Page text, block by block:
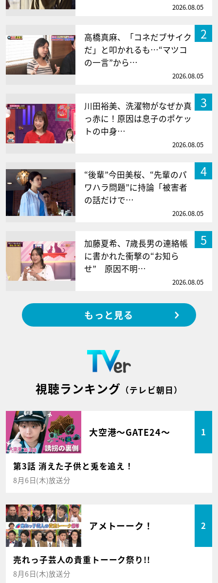
2026.08.05
2
高橋真麻、「コネだブサイク
だ」と叩かれるも…“マツコ
の一言”から…
2026.08.05
3
川田裕美、洗濯物がなぜか真
っ赤に！原因は息子のポケッ
トの中身…
2026.08.05
4
“後輩”今田美桜、“先輩のパ
ワハラ問題”に持論「被害者
の話だけで…
2026.08.05
5
加藤夏希、7歳長男の連絡帳
に書かれた衝撃の“お知ら
せ” 原因不明…
2026.08.05
もっと見る
視聴ランキング （テレビ朝日）
大空港～GATE24～ 1
第3話 消えた子供と兎を追え！
8月6日(木)放送分
アメトーーク！ 2
売れっ子芸人の貴重トーーク祭り!!
8月6日(木)放送分